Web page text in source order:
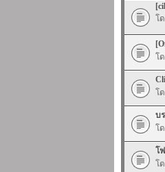
โ
โ
โ
บ
โ
โ
โ